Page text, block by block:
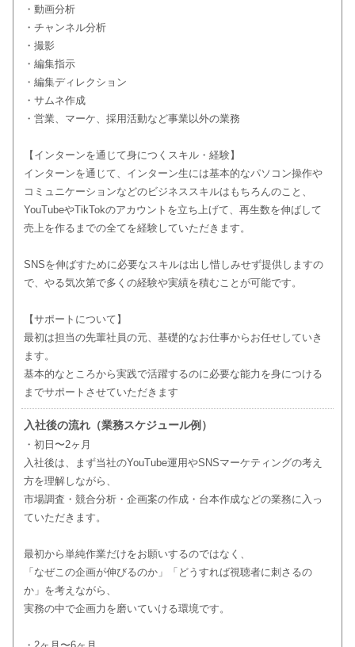
・動画分析
・チャンネル分析
・撮影
・編集指示
・編集ディレクション
・サムネ作成
・営業、マーケ、採用活動など事業以外の業務
【インターンを通じて身につくスキル・経験】
インターンを通じて、インターン生には基本的なパソコン操作や
コミュニケーションなどのビジネススキルはもちろんのこと、
YouTubeやTikTokのアカウントを立ち上げて、再生数を伸ばして
売上を作るまでの全てを経験していただきます。
SNSを伸ばすために必要なスキルは出し惜しみせず提供しますの
で、やる気次第で多くの経験や実績を積むことが可能です。
【サポートについて】
最初は担当の先輩社員の元、基礎的なお仕事からお任せしていき
ます。
基本的なところから実践で活躍するのに必要な能力を身につける
までサポートさせていただきます
入社後の流れ（業務スケジュール例）
・初日〜2ヶ月
入社後は、まず当社のYouTube運用やSNSマーケティングの考え
方を理解しながら、
市場調査・競合分析・企画案の作成・台本作成などの業務に入っ
ていただきます。
最初から単純作業だけをお願いするのではなく、
「なぜこの企画が伸びるのか」「どうすれば視聴者に刺さるの
か」を考えながら、
実務の中で企画力を磨いていける環境です。